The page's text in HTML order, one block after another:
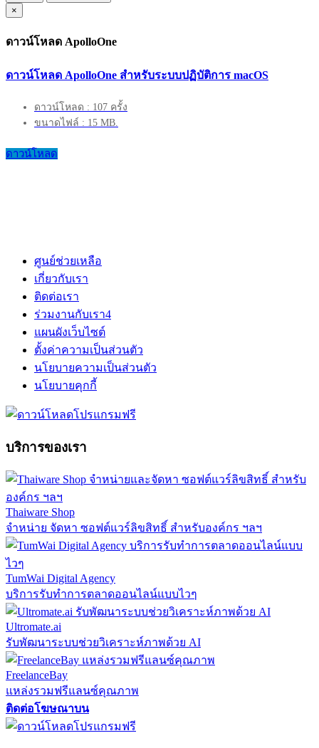
×
ดาวน์โหลด ApolloOne
ดาวน์โหลด ApolloOne สำหรับระบบปฏิบัติการ macOS
ดาวน์โหลด : 107 ครั้ง
ขนาดไฟล์ : 15 MB.
ดาวน์โหลด
ศูนย์ช่วยเหลือ
เกี่ยวกับเรา
ติดต่อเรา
ร่วมงานกับเรา4
แผนผังเว็บไซต์
ตั้งค่าความเป็นส่วนตัว
นโยบายความเป็นส่วนตัว
นโยบายคุกกี้
บริการของเรา
Thaiware Shop
จำหน่าย จัดหา ซอฟต์แวร์ลิขสิทธิ์ สำหรับองค์กร ฯลฯ
TumWai Digital Agency
บริการรับทำการตลาดออนไลน์แบบไวๆ
Ultromate.ai
รับพัฒนาระบบช่วยวิเคราะห์ภาพด้วย AI
FreelanceBay
แหล่งรวมฟรีแลนซ์คุณภาพ
ติดต่อโฆษณาบน